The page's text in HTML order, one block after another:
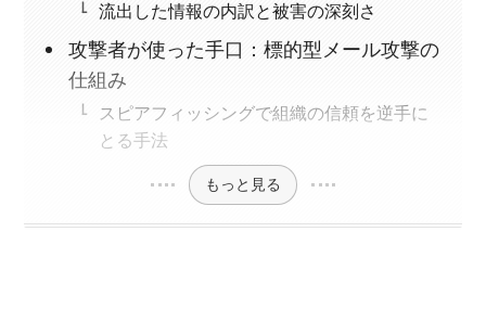
流出した情報の内訳と被害の深刻さ
攻撃者が使った手口：標的型メール攻撃の
仕組み
スピアフィッシングで組織の信頼を逆手に
とる手法
もっと見る